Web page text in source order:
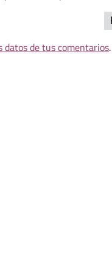
datos de tus comentarios.